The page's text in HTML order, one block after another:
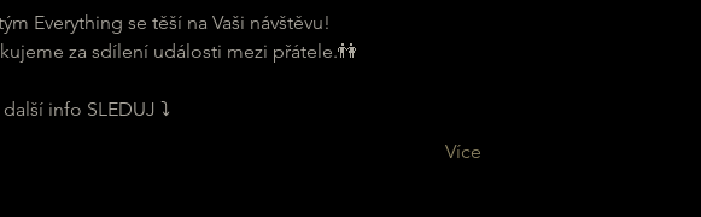
Everything se těší na Vaši návštěvu!
za sdílení události mezi přátele.👫
další info SLEDUJ ⤵
Více